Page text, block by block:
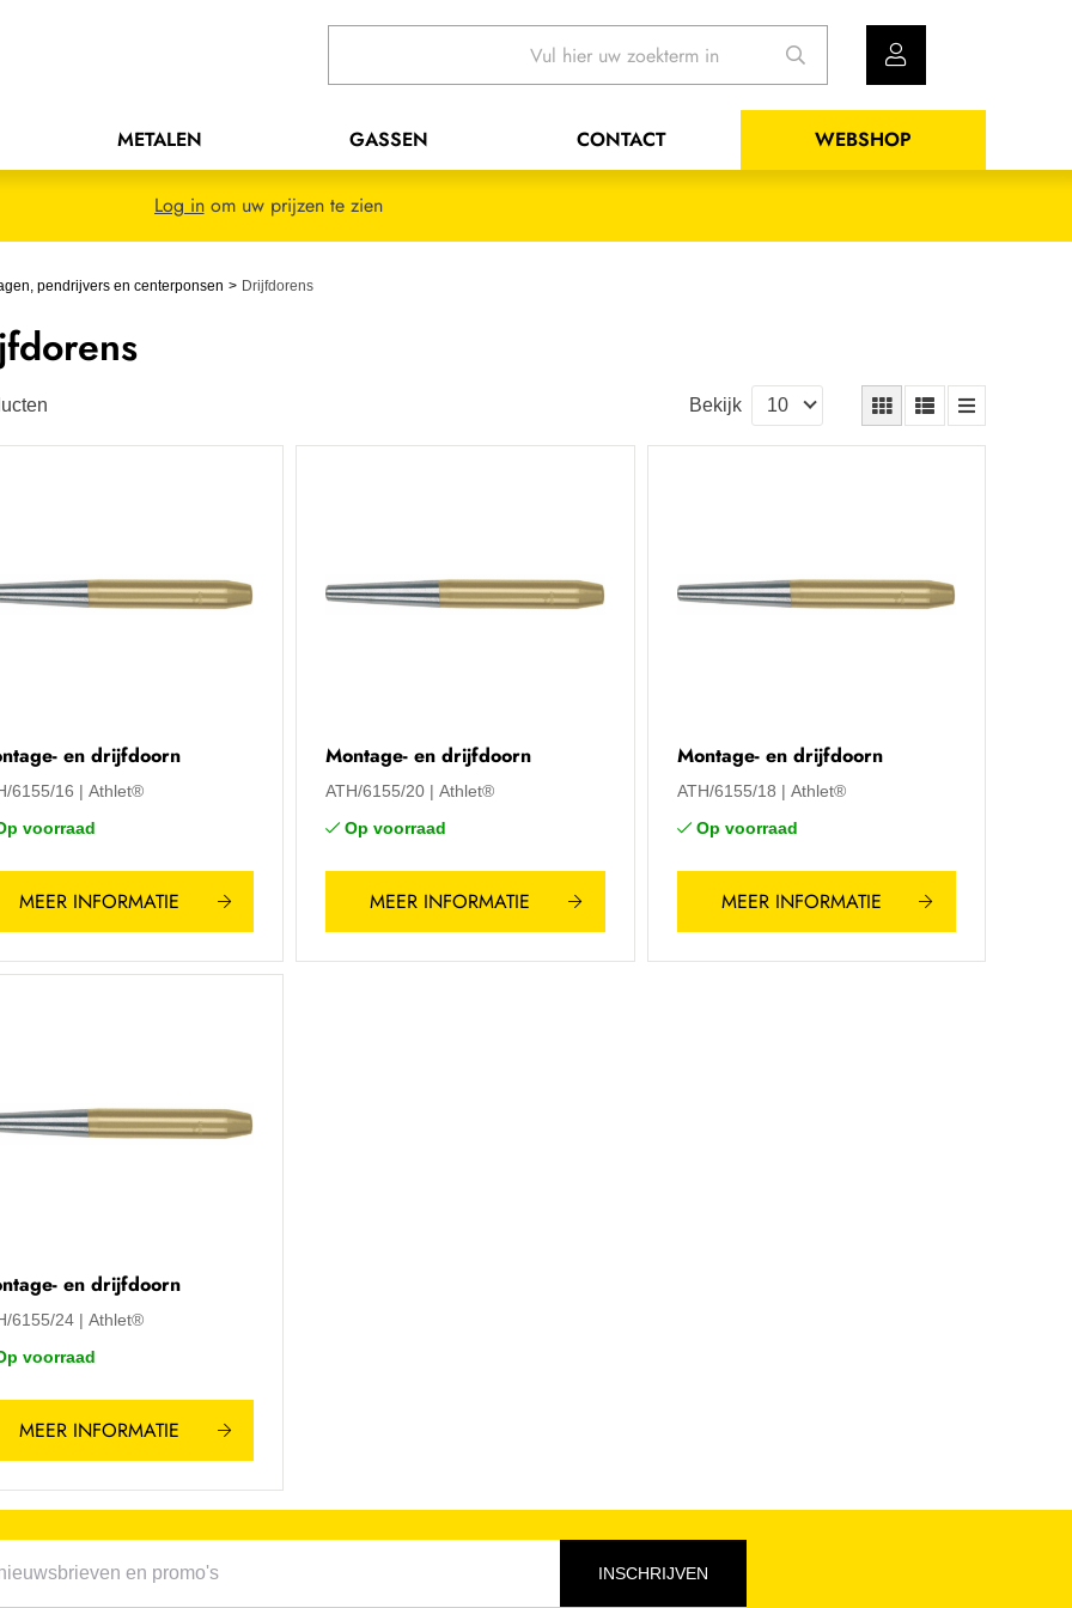
METALEN GASSEN CONTACT WEBSHOP
Log inom uw prijzen te zien
pendrijvers en centerponsen Drijfdorens
Bekijk
en drijfdoorn
6155/16
Athlet®
voorraad
MEER INFORMATIE
Montage- en drijfdoorn
ATH/6155/20
Athlet®
Op voorraad
MEER INFORMATIE
Montage- en drijfdoorn
ATH/6155/18
Athlet®
Op voorraad
MEER INFORMATIE
en drijfdoorn
6155/24
Athlet®
voorraad
MEER INFORMATIE
INSCHRIJVEN